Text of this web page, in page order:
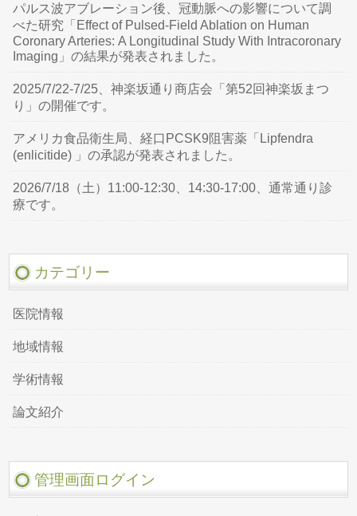
パルス波アブレーション後、冠動脈への影響について調
べた研究「Effect of Pulsed-Field Ablation on Human
Coronary Arteries: A Longitudinal Study With Intracoronary
Imaging」の結果が発表されました。
2025/7/22-7/25、神楽坂通り商店会「第52回神楽坂まつ
り」の開催です。
アメリカ食品衛生局、経口PCSK9阻害薬「Lipfendra
(enlicitide) 」の承認が発表されました。
2026/7/18（土）11:00-12:30、14:30-17:00、通常通り診
療です。
カテゴリー
医院情報
地域情報
学術情報
論文紹介
管理画面ログイン